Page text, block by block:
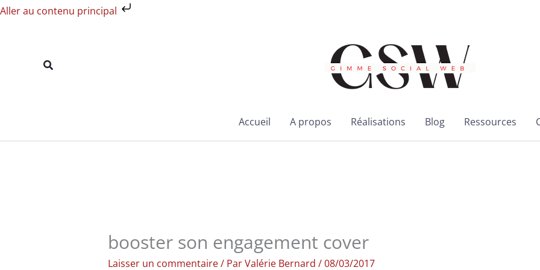
Aller au contenu principal
Aller
Rechercher
Accueil A propos Réalisations Blog Ressources
booster son engagement cover
Laisser un commentaire/ ParValérie Bernard /08/03/2017